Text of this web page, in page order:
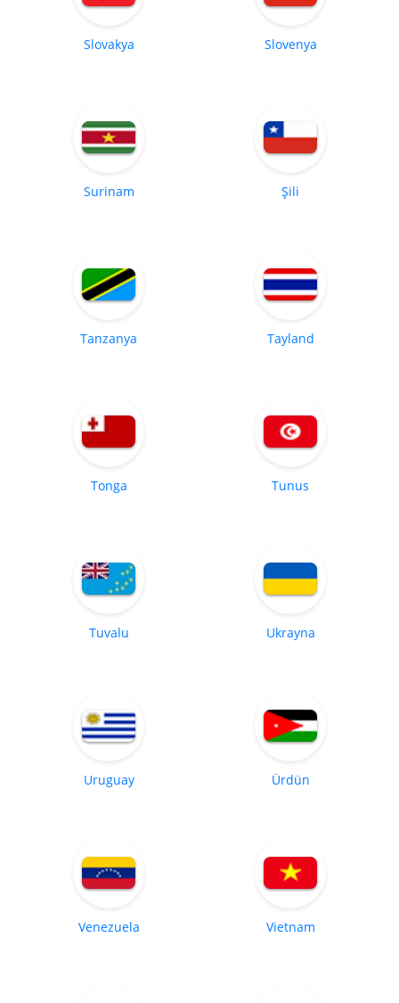
Slovakya Slovenya
Surinam Şili
Tanzanya Tayland
Tonga Tunus
Tuvalu Ukrayna
Uruguay Ürdün
Venezuela Vietnam